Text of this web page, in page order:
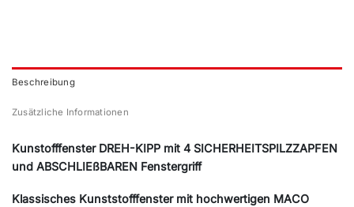
Beschreibung
Zusätzliche Informationen
Kunstofffenster DREH-KIPP mit 4 SICHERHEITSPILZZAPFEN
und ABSCHLIEßBAREN Fenstergriff
Klassisches Kunststofffenster mit hochwertigen MACO